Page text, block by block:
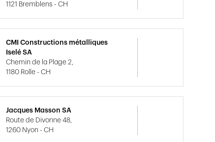
1121 Bremblens - CH
CMI Constructions métalliques
Iselé SA
Chemin de la Plage 2,
1180 Rolle - CH
Jacques Masson SA
Route de Divonne 48,
1260 Nyon - CH